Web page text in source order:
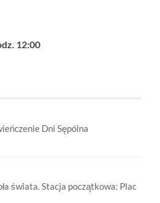
12:00
Dni Sępólna
świata. Stacja początkowa: Plac